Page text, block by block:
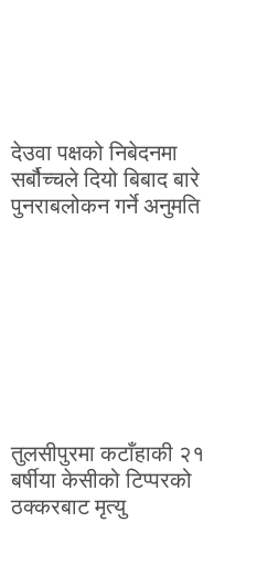
देउवा पक्षको निबेदनमा
सर्बौच्चले दियो बिबाद बारे
पुनराबलोकन गर्ने अनुमति
तुलसीपुरमा कटाँहाकी २१
बर्षीया केसीको टिप्परको
ठक्करबाट मृत्यु